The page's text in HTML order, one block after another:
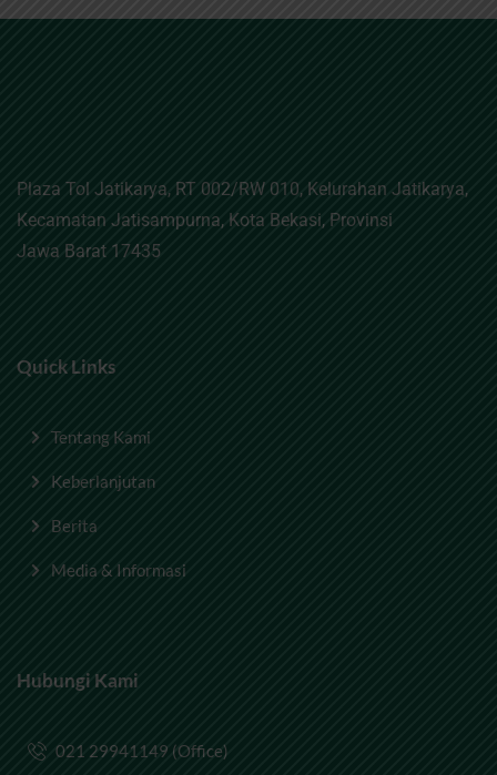
Plaza Tol Jatikarya, RT 002/RW 010, Kelurahan Jatikarya,
Kecamatan Jatisampurna, Kota Bekasi, Provinsi
Jawa Barat 17435
Quick Links
Tentang Kami
Keberlanjutan
Berita
Media & Informasi
Hubungi Kami
021 29941149 (Office)